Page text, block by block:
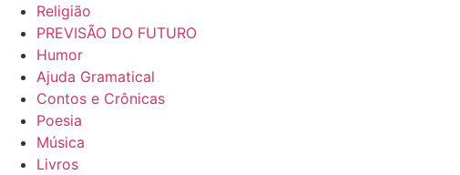
Religião
PREVISÃO DO FUTURO
Humor
Ajuda Gramatical
Contos e Crônicas
Poesia
Música
Livros